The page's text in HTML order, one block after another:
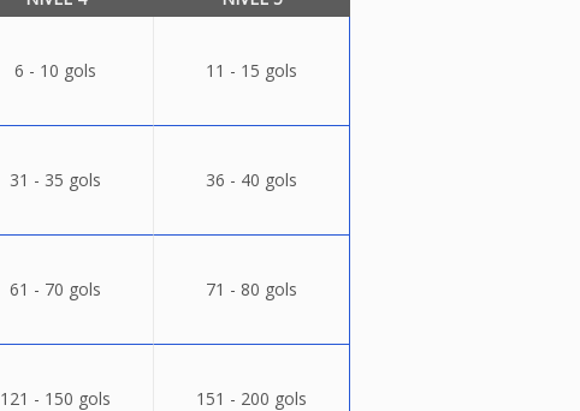
6 - 10 gols 11 - 15 gols
31 - 35 gols 36 - 40 gols
61 - 70 gols 71 - 80 gols
121 - 150 gols 151 - 200 gols